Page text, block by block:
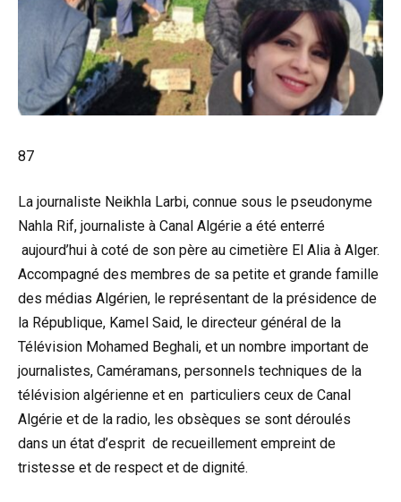
87
La journaliste Neikhla Larbi, connue sous le pseudonyme
Nahla Rif, journaliste à Canal Algérie a été enterré
aujourd’hui à coté de son père au cimetière El Alia à Alger.
Accompagné des membres de sa petite et grande famille
des médias Algérien, le représentant de la présidence de
la République, Kamel Said, le directeur général de la
Télévision Mohamed Beghali, et un nombre important de
journalistes, Caméramans, personnels techniques de la
télévision algérienne et en particuliers ceux de Canal
Algérie et de la radio, les obsèques se sont déroulés
dans un état d’esprit de recueillement empreint de
tristesse et de respect et de dignité.